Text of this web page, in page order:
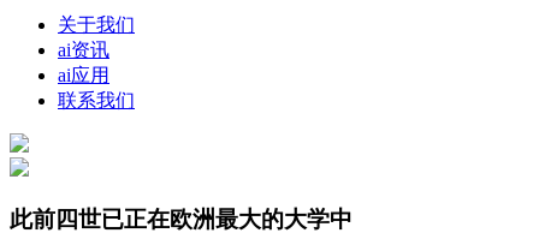
关于我们
ai资讯
ai应用
联系我们
此前四世已正在欧洲最大的大学中